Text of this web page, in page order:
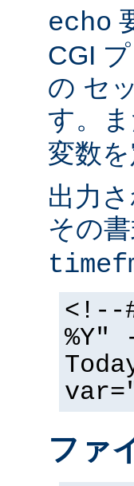
echo
CGI
の セ
す。ま
変数
出力
その
<!--
%Y"
ファ